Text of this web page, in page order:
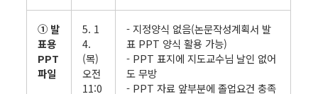
① 발
표용
PPT
파일
5. 1
4.
(목)
오전
11:0
- 지정양식 없음(논문작성계획서 발
표 PPT 양식 활용 가능)
- PPT 표지에 지도교수님 날인 없어
도 무방
- PPT 자료 앞부분에 졸업요건 충족